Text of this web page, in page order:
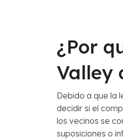
¿Por
Valley
Debido a que la
decidir si el
los vecinos se
suposiciones o